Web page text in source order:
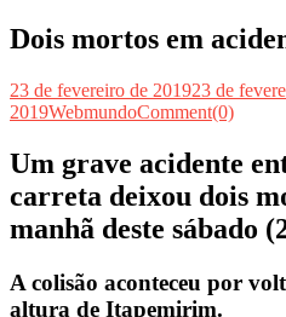
Dois mortos em
23 de fevereiro de 201923 de
2019WebmundoComment(0)
Um grave acidente
carreta deixou dois
manhã deste sábado
A colisão aconteceu por
altura de Itapemirim.